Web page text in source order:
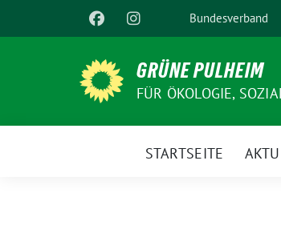
zum
Bundesverband
GRÜNE PULHEIM
FÜR ÖKOLOGIE,
STARTSEITE